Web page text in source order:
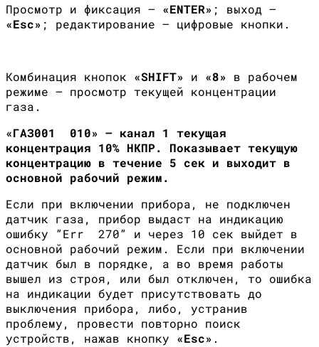
Просмотр и фиксация — «ENTER» ; выход –
«Esc» ; редактирование – цифровые кнопки.
Комбинация кнопок «SHIFT» и «8» в рабочем
режиме — просмотр текущей концентрации
газа.
«ГАЗ001 010» — канал 1 текущая
концентрация 10% НКПР. Показывает текущую
концентрацию в течение 5 сек и выходит в
основной рабочий режим.
Если при включении прибора, не подключен
датчик газа, прибор выдаст на индикацию
ошибку ”Err 270” и через 10 сек выйдет в
основной рабочий режим. Если при включении
датчик был в порядке, а во время работы
вышел из строя, или был отключен, то ошибка
на индикации будет присутствовать до
выключения прибора, либо, устранив
проблему, провести повторно поиск
устройств, нажав кнопку «Esc» .